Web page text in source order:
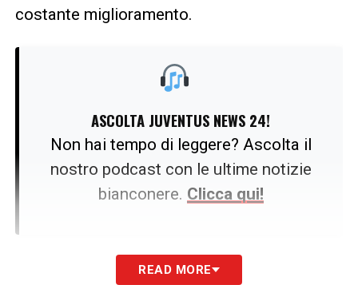
costante miglioramento.
ASCOLTA JUVENTUS NEWS 24!
Non hai tempo di leggere? Ascolta il
nostro podcast con le ultime notizie
bianconere. Clicca qui!
La capacità di governare la difesa si riflette
READ MORE